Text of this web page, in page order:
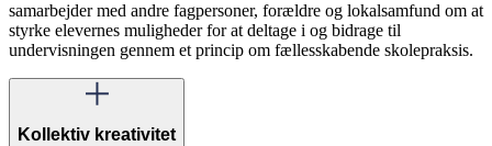
samarbejder med andre fagpersoner, forældre og lokalsamfund om at
styrke elevernes muligheder for at deltage i og bidrage til
undervisningen gennem et princip om fællesskabende skolepraksis.
Kollektiv kreativitet